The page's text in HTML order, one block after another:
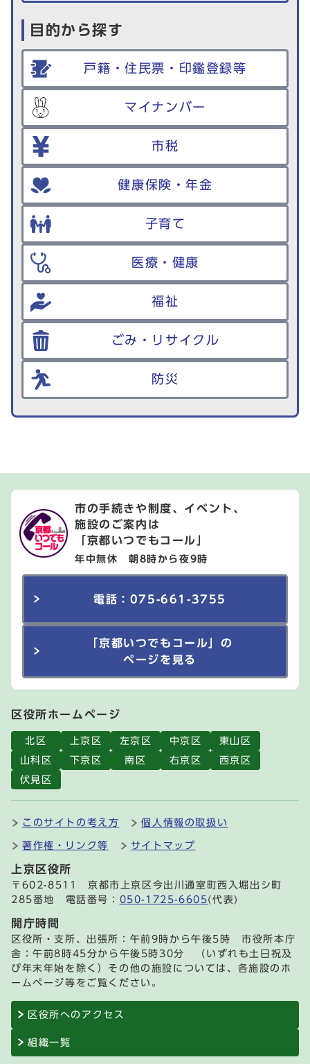
目的から探す
戸籍・住民票・印鑑登録等
マイナンバー
市税
健康保険・年金
子育て
医療・健康
福祉
ごみ・リサイクル
防災
市の手続きや制度、イベント、
施設のご案内は
「京都いつでもコール」
年中無休 朝8時から夜9時
電話：075-661-3755
「京都いつでもコール」の
ページを見る
区役所ホームページ
北区 上京区 左京区 中京区
東山区
山科区
下京区 南区 右京区
西京区
伏見区
このサイトの考え方 個人情報の取扱い
著作権・リンク等 サイトマップ
上京区役所
〒602-8511 京都市上京区今出川通室町西入堀出シ町
285番地 電話番号： 050-1725-6605(代表)
開庁時間
区役所・支所、出張所：午前9時から午後5時 市役所本庁
舎：午前8時45分から午後5時30分 （いずれも土日祝及
び年末年始を除く）その他の施設については、各施設のホ
ームページ等をご覧ください。
区役所へのアクセス
組織一覧